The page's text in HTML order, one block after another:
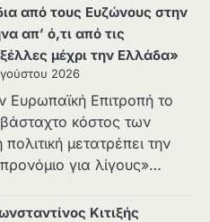
από τους Ευζώνους στην
απ’ ό,τι από τις
μέχρι την Ελλάδα»
2026
Ευρωπαϊκή Επιτροπή το
κόστος των
μετατρέπει την
για λίγους»…
Κιτιξής